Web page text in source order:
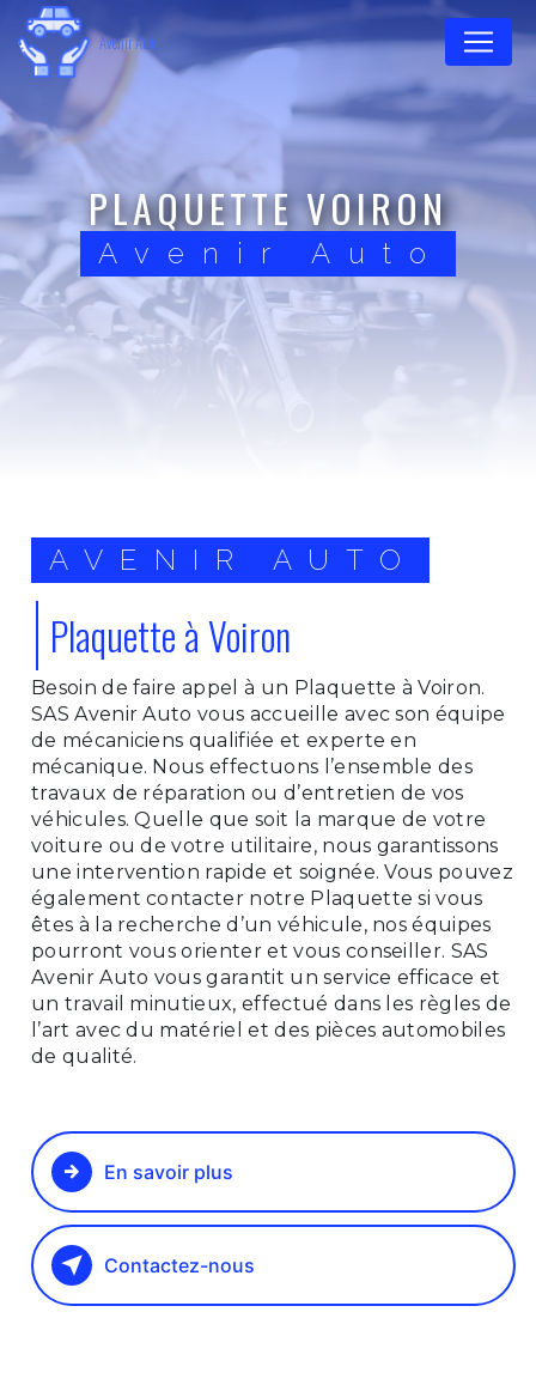
Avenir Auto
PLAQUETTE VOIRON
Avenir Auto
AVENIR AUTO
Plaquette à Voiron
Besoin de faire appel à un Plaquette à Voiron.
SAS Avenir Auto vous accueille avec son équipe
de mécaniciens qualifiée et experte en
mécanique. Nous effectuons l’ensemble des
travaux de réparation ou d’entretien de vos
véhicules. Quelle que soit la marque de votre
voiture ou de votre utilitaire, nous garantissons
une intervention rapide et soignée. Vous pouvez
également contacter notre Plaquette si vous
êtes à la recherche d’un véhicule, nos équipes
pourront vous orienter et vous conseiller. SAS
Avenir Auto vous garantit un service efficace et
un travail minutieux, effectué dans les règles de
l’art avec du matériel et des pièces automobiles
de qualité.
En savoir plus
Contactez-nous
Panneau de gestion des cookies